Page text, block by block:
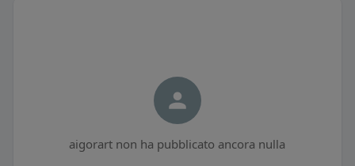
aigorart non ha pubblicato ancora nulla